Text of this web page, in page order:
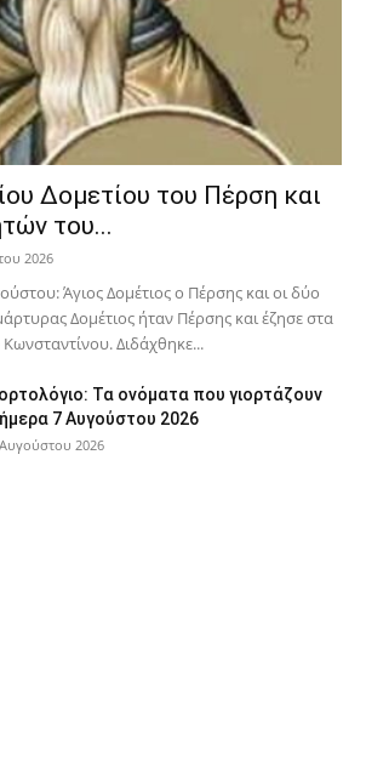
Δομετίου του Πέρση και
του...
2026
Άγιος Δομέτιος ο Πέρσης και οι δύο
Δομέτιος ήταν Πέρσης και έζησε στα
Διδάχθηκε...
Τα ονόματα που γιορτάζουν
7 Αυγούστου 2026
2026